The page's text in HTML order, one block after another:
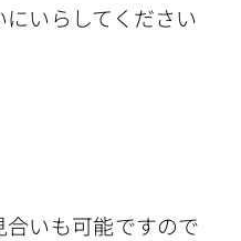
いらしてください
いも可能ですので